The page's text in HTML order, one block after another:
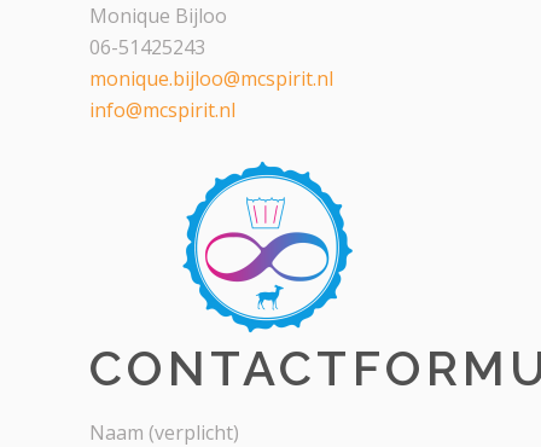
Monique Bijloo
06-51425243
monique.bijloo@mcspirit.nl
info@mcspirit.nl
Naam (verplicht)